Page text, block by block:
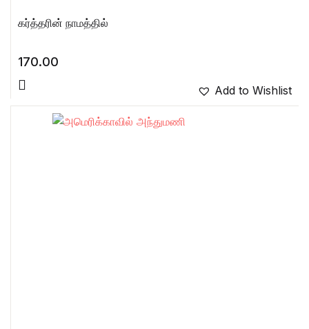
கர்த்தரின் நாமத்தில்
170.00
Add to Wishlist